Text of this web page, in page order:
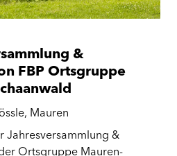
&
FBP Ortsgruppe
Mauren
Jahresversammlung &
Ortsgruppe Mauren-